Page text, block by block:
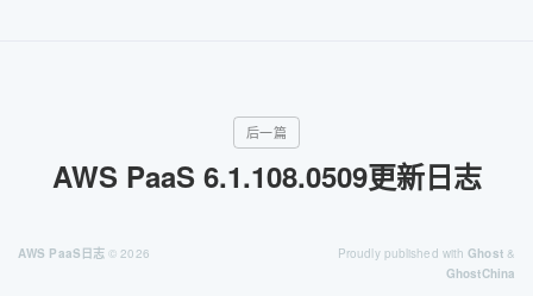
AWS PaaS 6.1.108.0509更新日志
AWS PaaS日志 © 2026 Proudly published withGhost&
GhostChina